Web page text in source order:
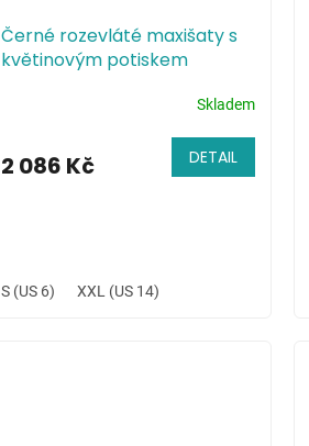
Černé rozevláté maxišaty s
květinovým potiskem
Skladem
2 086 Kč DETAIL
S (US 6) XXL (US 14)